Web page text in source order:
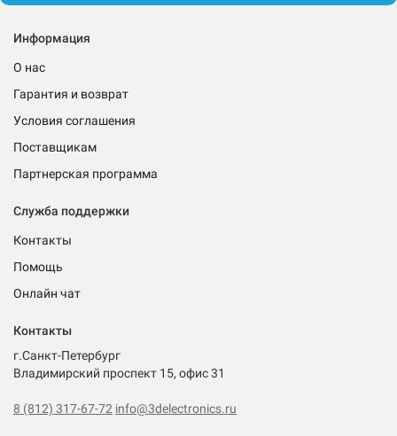
Информация
О нас
Гарантия и возврат
Условия соглашения
Поставщикам
Партнерская программа
Служба поддержки
Контакты
Помощь
Онлайн чат
Контакты
г.Санкт-Петербург
Владимирский проспект 15, офис 31
8 (812) 317-67-72 info@3delectronics.ru